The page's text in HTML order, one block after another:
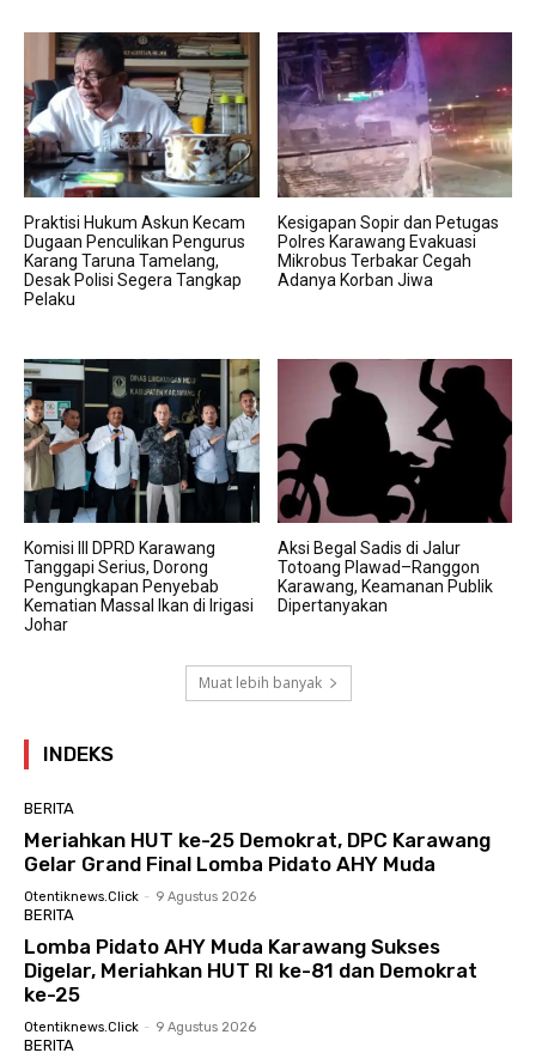
Praktisi Hukum Askun Kecam
Dugaan Penculikan Pengurus
Karang Taruna Tamelang,
Desak Polisi Segera Tangkap
Pelaku
Kesigapan Sopir dan Petugas
Polres Karawang Evakuasi
Mikrobus Terbakar Cegah
Adanya Korban Jiwa
Komisi III DPRD Karawang
Tanggapi Serius, Dorong
Pengungkapan Penyebab
Kematian Massal Ikan di Irigasi
Johar
Aksi Begal Sadis di Jalur
Totoang Plawad–Ranggon
Karawang, Keamanan Publik
Dipertanyakan
Muat lebih banyak
INDEKS
BERITA
Meriahkan HUT ke-25 Demokrat, DPC Karawang
Gelar Grand Final Lomba Pidato AHY Muda
Otentiknews.click - 9 Agustus 2026
BERITA
Lomba Pidato AHY Muda Karawang Sukses
Digelar, Meriahkan HUT RI ke-81 dan Demokrat
ke-25
Otentiknews.click - 9 Agustus 2026
BERITA